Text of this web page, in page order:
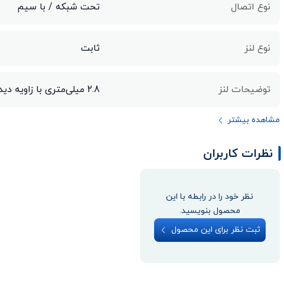
نوع اتصال تحت شبکه / با سیم
نوع لنز ثابت
توضیحات لنز 2.8 میلی‌متری با زاویه دید افقی 104 درجه
مشاهده بیشتر
نظرات کاربران
نظر خود را در رابطه با این
محصول بنویسید.
ثبت نظر برای این محصول